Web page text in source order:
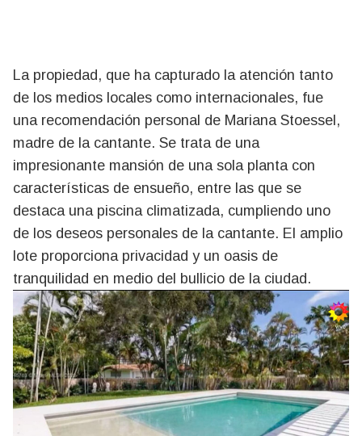
La propiedad, que ha capturado la atención tanto
de los medios locales como internacionales, fue
una recomendación personal de Mariana Stoessel,
madre de la cantante. Se trata de una
impresionante mansión de una sola planta con
características de ensueño, entre las que se
destaca una piscina climatizada, cumpliendo uno
de los deseos personales de la cantante. El amplio
lote proporciona privacidad y un oasis de
tranquilidad en medio del bullicio de la ciudad.